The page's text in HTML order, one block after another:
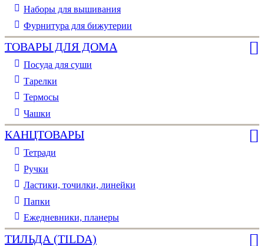
Наборы для вышивания
Фурнитура для бижутерии
ТОВАРЫ ДЛЯ ДОМА
Посуда для суши
Тарелки
Термосы
Чашки
КАНЦТОВАРЫ
Тетради
Ручки
Ластики, точилки, линейки
Папки
Ежедневники, планеры
ТИЛЬДА (TILDA)